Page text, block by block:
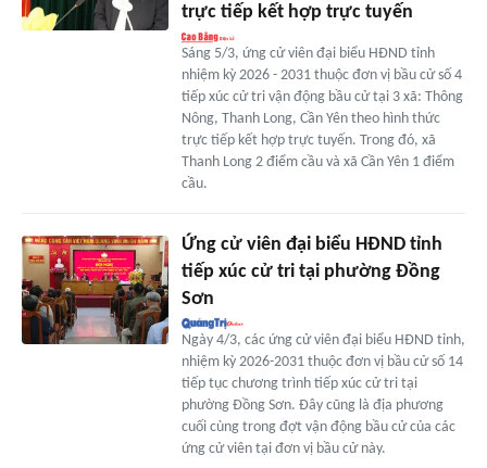
trực tiếp kết hợp trực tuyến
Sáng 5/3, ứng cử viên đại biểu HĐND tỉnh
nhiệm kỳ 2026 - 2031 thuộc đơn vị bầu cử số 4
tiếp xúc cử tri vận động bầu cử tại 3 xã: Thông
Nông, Thanh Long, Cần Yên theo hình thức
trực tiếp kết hợp trực tuyến. Trong đó, xã
Thanh Long 2 điểm cầu và xã Cần Yên 1 điểm
cầu.
Ứng cử viên đại biểu HĐND tỉnh
tiếp xúc cử tri tại phường Đồng
Sơn
Ngày 4/3, các ứng cử viên đại biểu HĐND tỉnh,
nhiệm kỳ 2026-2031 thuộc đơn vị bầu cử số 14
tiếp tục chương trình tiếp xúc cử tri tại
phường Đồng Sơn. Đây cũng là địa phương
cuối cùng trong đợt vận động bầu cử của các
ứng cử viên tại đơn vị bầu cử này.